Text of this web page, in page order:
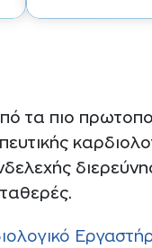
τα πιο